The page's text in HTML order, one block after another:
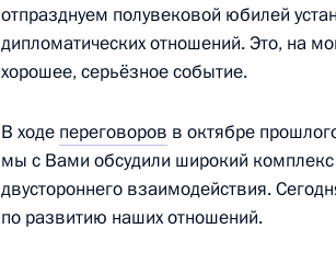
Встреча с Президентом ЮАР
29 июля 2023 года, 13:30
Встреча с главами делегаций
по украинской проблематике
28 июля 2023 года, 23:40
отпразднуем полувековой юбилей
дипломатических отношений. Это, на
хорошее, серьёзное событие.
В ходе переговоров в октябре
мы с Вами обсудили широкий
двустороннего взаимодействия.
по развитию наших отношений.